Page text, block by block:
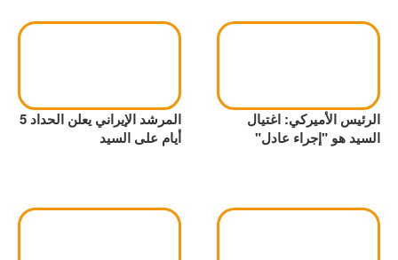
الرئيس الأميركي: اغتيال
السيد هو "إجراء عادل"
المرشد الإيراني يعلن الحداد 5
أيام على السيد